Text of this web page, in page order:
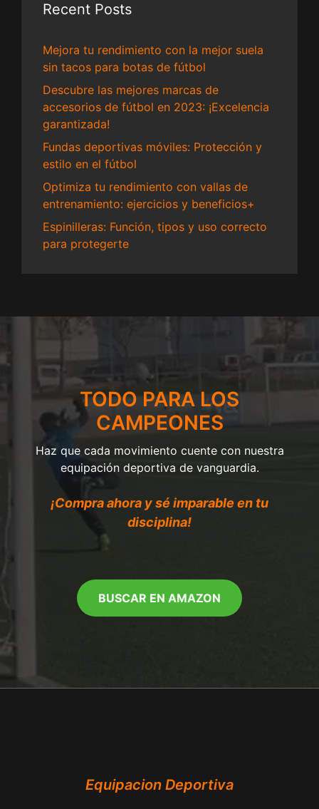
Recent Posts
Mejora tu rendimiento con la mejor suela
sin tacos para botas de fútbol
Descubre las mejores marcas de
accesorios de fútbol en 2023: ¡Excelencia
garantizada!
Fundas deportivas móviles: Protección y
estilo en el fútbol
Optimiza tu rendimiento con vallas de
entrenamiento: ejercicios y beneficios+
Espinilleras: Función, tipos y uso correcto
para protegerte
TODO PARA LOS
CAMPEONES
Haz que cada movimiento cuente con nuestra
equipación deportiva de vanguardia.
¡Compra ahora y sé imparable en tu
disciplina!
BUSCAR EN AMAZON
Equipacion Deportiva